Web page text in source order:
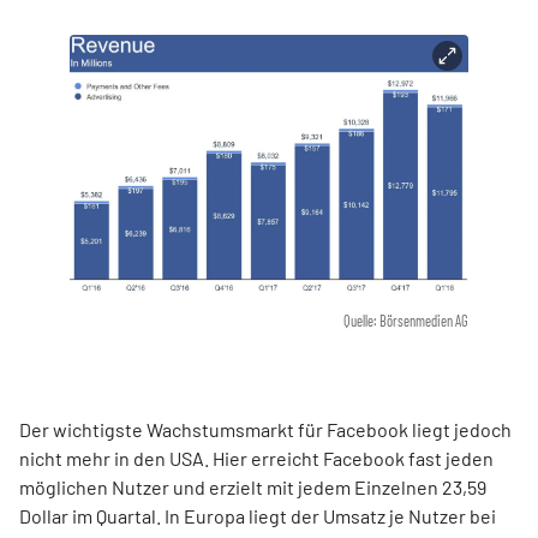
Quelle: Börsenmedien AG
Der wichtigste Wachstumsmarkt für Facebook liegt jedoch
nicht mehr in den USA. Hier erreicht Facebook fast jeden
möglichen Nutzer und erzielt mit jedem Einzelnen 23,59
Dollar im Quartal. In Europa liegt der Umsatz je Nutzer bei